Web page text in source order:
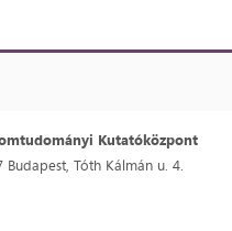
Kutatóközpont
Budapest, Tóth Kálmán u. 4.